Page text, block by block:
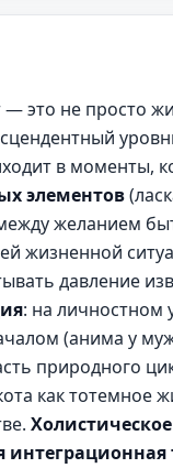
— это не просто
в моменты,
элементов
желанием
жизненной
давление
: на
(анима у
природного
как тотемное
интеграционная